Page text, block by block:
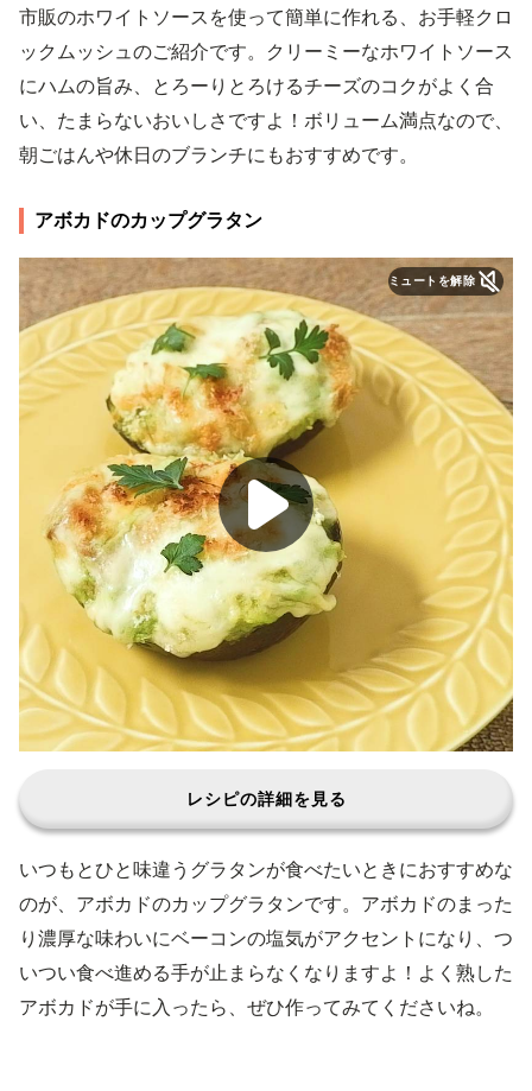
市販のホワイトソースを使って簡単に作れる、お手軽クロ
ックムッシュのご紹介です。クリーミーなホワイトソース
にハムの旨み、とろーりとろけるチーズのコクがよく合
い、たまらないおいしさですよ！ボリューム満点なので、
朝ごはんや休日のブランチにもおすすめです。
アボカドのカップグラタン
ミュートを解除
レシピの詳細を見る
いつもとひと味違うグラタンが食べたいときにおすすめな
のが、アボカドのカップグラタンです。アボカドのまった
り濃厚な味わいにベーコンの塩気がアクセントになり、つ
いつい食べ進める手が止まらなくなりますよ！よく熟した
アボカドが手に入ったら、ぜひ作ってみてくださいね。